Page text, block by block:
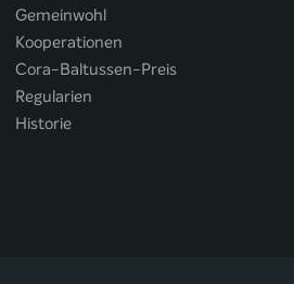
Gemeinwohl
Kooperationen
Cora-Baltussen-Preis
Regularien
Historie